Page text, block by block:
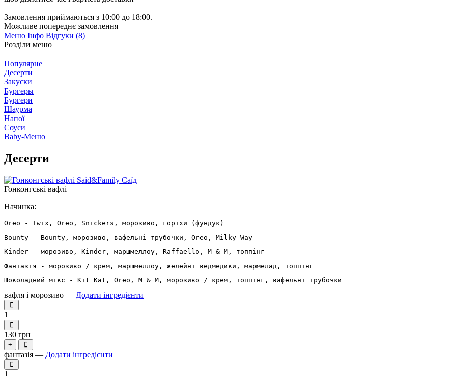
Замовлення приймаються з 10:00 до 18:00.
Можливе попереднє замовлення
Меню Інфо Відгуки (8)
Розділи меню
Популярне
Десерти
Закуски
Бургеры
Бургери
Шаурма
Напої
Соуси
Baby-Меню
Десерти
Гонконгські вафлі
Начинка:
Oreo - Twix, Oreo, Snickers, морозиво, горіхи (фундук)
Bounty - Bounty, морозиво, вафельні трубочки, Oreo, Milky Way
Kinder - морозиво, Kinder, маршмеллоу, Raffaello, M & M, топпінг
Фантазія - морозиво / крем, маршмеллоу, желейні ведмедики, мармелад, топпінг
Шоколадний мікс - Kit Kat, Oreo, M & M, морозиво / крем, топпінг, вафельні трубочки
вафля і морозиво — Додати інгредієнти
1
130 грн
+
фантазія — Додати інгредієнти
1